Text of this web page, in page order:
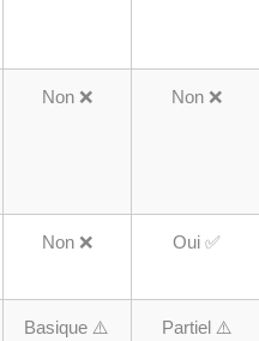
Non ❌ Non ❌
Non ❌ Oui ✅
Basique ⚠️ Partiel ⚠️